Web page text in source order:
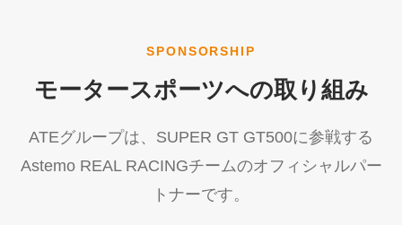
SPONSORSHIP
モータースポーツへの取り組み
ATEグループは、SUPER GT GT500に参戦する
Astemo REAL RACINGチームのオフィシャルパー
トナーです。